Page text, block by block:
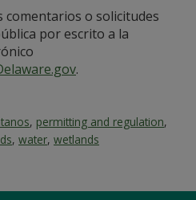
comentarios o solicitudes
por escrito a la
.
, permitting and regulation,
, water, wetlands